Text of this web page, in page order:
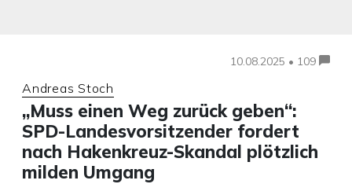
10.08.2025 • 109
Andreas Stoch
„Muss einen Weg zurück geben“:
SPD-Landesvorsitzender fordert
nach Hakenkreuz-Skandal plötzlich
milden Umgang